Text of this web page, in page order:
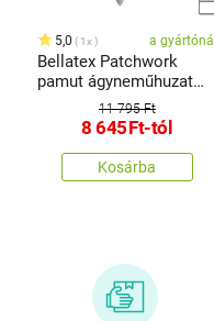
5,0 1x a gyártónál
Bellatex Patchwork
pamut ágyneműhuzat
11 795 Ft
8 645Ft-tól
Kosárba